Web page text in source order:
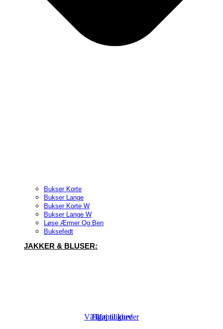
Bukser Korte
Bukser Lange
Bukser Korte W
Bukser Lange W
Løse Ærmer Og Ben
Buksefedt
JAKKER & BLUSER:
Tilføj til kurv
Tilføj til kurv
Vælg muligheder